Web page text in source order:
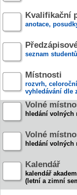
Kvalifikační
anotace,
seznam
Místnosti
rozvrh,
vyhledávání dle
Volné
hledání volných
Volné
hledání volných
Kalendář
kalendář
(letní a zimní